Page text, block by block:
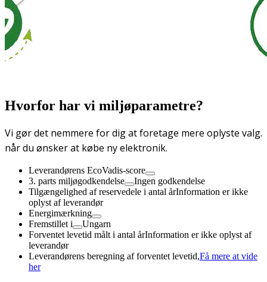
Hvorfor har vi miljøparametre?
Vi gør det nemmere for dig at foretage mere oplyste valg.
når du ønsker at købe ny elektronik.
Leverandørens EcoVadis-score
3. parts miljøgodkendelse
Ingen godkendelse
Tilgængelighed af reservedele i antal årInformation er ikke
oplyst af leverandør
Energimærkning
Fremstillet i
Ungarn
Forventet levetid målt i antal årInformation er ikke oplyst af
leverandør
Leverandørens beregning af forventet levetid,Få mere at vide
her